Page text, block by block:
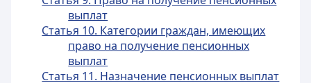
выплат
Статья 10. Категории граждан, имеющих
право на получение пенсионных
выплат
Статья 11. Назначение пенсионных выплат